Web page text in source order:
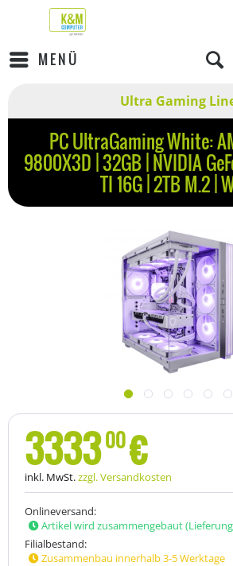
MENÜ
Ultra Gaming
PC UltraGaming White:
9800X3D | 32GB | NVIDIA
TI 16G | 2TB M.2 |
333300€
inkl. MwSt.zzgl. Versandkosten
Onlineversand:
Artikel wird zusammengebaut
Filialbestand:
Zusammenbau innerhalb 3-5 Werktage